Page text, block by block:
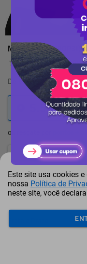
Manômetro (200PSI)
0
De 6.514 pontospor -
5.559 pontos
ou resgate por
5.004 pontos + R$
4.726 pontos + R$
4.448 pontos + R$
Este site usa cookies
nossa Política de
neste site, você